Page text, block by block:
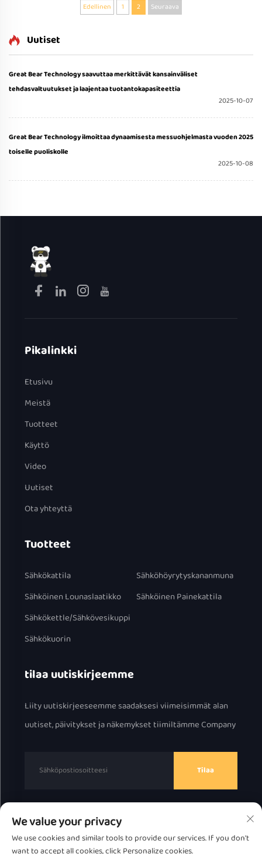
Edellinen 1 2 Seuraava
Uutiset
Great Bear Technology saavuttaa merkittävät kansainväliset
tehdasvaltuutukset ja laajentaa tuotantokapasiteettia
2025-10-07
Great Bear Technology ilmoittaa dynaamisesta messuohjelmasta vuoden 2025
toiselle puoliskolle
2025-10-08
Pikalinkki
Etusivu
Meistä
Tuotteet
Käyttö
Video
Uutiset
Ota yhteyttä
Tuotteet
Sähkökattila
Sähköinen Lounaslaatikko
Sähkökettle/Sähkövesikuppi
Sähkökuorin
Sähköhöyrytyskananmuna
Sähköinen Painekattila
tilaa uutiskirjeemme
Liity uutiskirjeeseemme saadaksesi viimeisimmät alan
uutiset, päivitykset ja näkemykset tiimiltämme Company
Tilaa
Tekijänoikeus © 2025 Chaozhou Great Bear Technology
Co., Ltd.
Tietosuojakäytäntö
We value your privacy
We use cookies and similar tools to provide our services. If you don't
want to accept all cookies, click Personalize cookies.